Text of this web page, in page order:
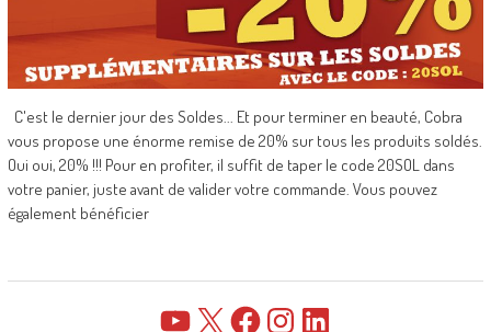
C'est le dernier jour des Soldes... Et pour terminer en beauté, Cobra
vous propose une énorme remise de 20% sur tous les produits soldés.
Oui oui, 20% !!! Pour en profiter, il suffit de taper le code 20SOL dans
votre panier, juste avant de valider votre commande. Vous pouvez
également bénéficier
YouTube FacebookInstagramLinkedIn